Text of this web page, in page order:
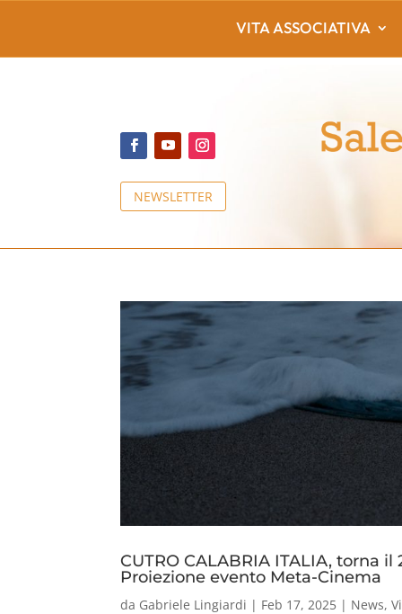
NEWSLETTER
VITA ASSOCIATIVA
CUTRO CALABRIA ITALIA, torna
Proiezione evento Meta-Cinema
da Gabriele Lingiardi | Feb 17, 2025 | News,